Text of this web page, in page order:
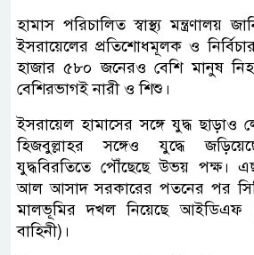
হামাস পরিচালিত স্বাস্থ্য মন্ত্রণালয়
ইসরায়েলের প্রতিশোধমূলক ও
হাজার ৫৮০ জনেরও বেশি মানুষ
বেশিরভাগই নারী ও শিশু।
ইসরায়েল হামাসের সঙ্গে যুদ্ধ ছাড়াও
হিজবুল্লাহর সঙ্গেও যুদ্ধে
যুদ্ধবিরতিতে পৌঁছেছে উভয় পক্ষ।
আল আসাদ সরকারের পতনের পর
মালভূমির দখল নিয়েছে আইডিএফ
বাহিনী)।